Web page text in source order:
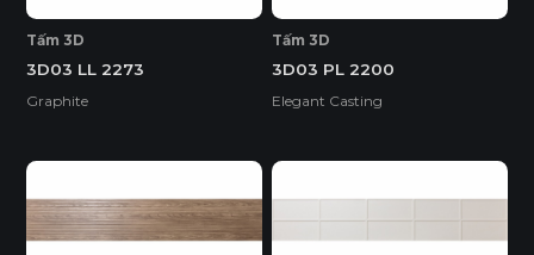
Tấm 3D
3D03 LL 2273
Graphite
Tấm 3D
3D03 PL 2200
Elegant Casting